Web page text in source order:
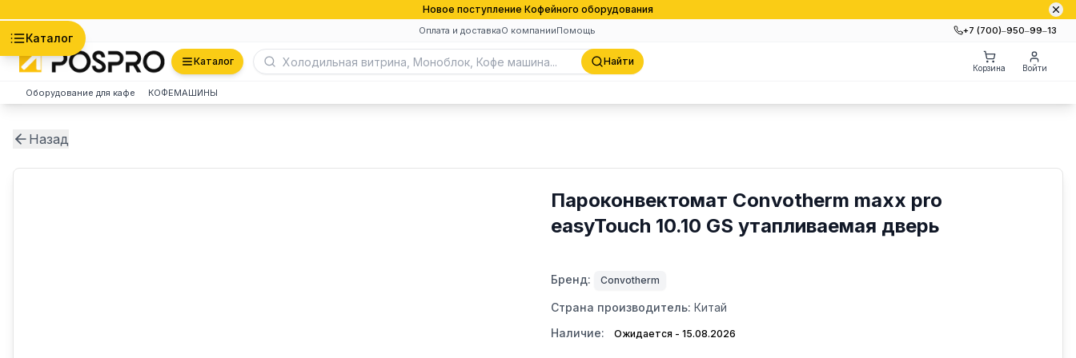
Новое поступление Кофейного оборудования
Оплата и доставкаО компанииПомощь +7 (700)‒950‒99‒13
Каталог
Каталог Найти
Корзина Войти
Оборудование для кафе КОФЕМАШИНЫ
Назад
Пароконвектомат Convotherm maxx pro
easyTouch 10.10 GS утапливаемая дверь
Бренд: Convotherm
Страна производитель: Китай
Наличие:
Ожидается - 15.08.2026